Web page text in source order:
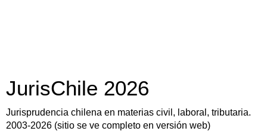
JurisChile 2026
Jurisprudencia chilena en materias civil, laboral, tributaria.
2003-2026 (sitio se ve completo en versión web)